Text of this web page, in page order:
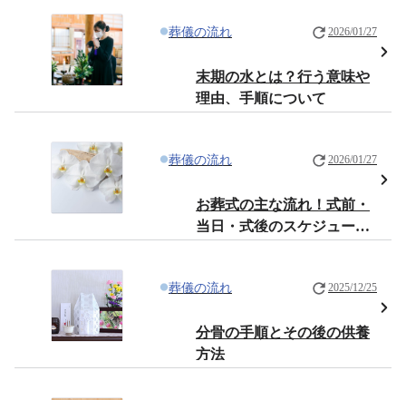
葬儀の流れ 2026/01/27
末期の水とは？行う意味や
理由、手順について
葬儀の流れ 2026/01/27
お葬式の主な流れ！式前・
当日・式後のスケジュール
葬儀の流れ 2025/12/25
分骨の手順とその後の供養
方法